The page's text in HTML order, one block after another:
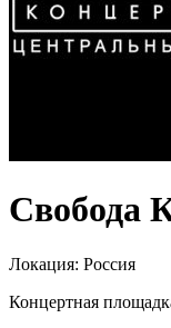
Свобода
Локация: Россия
Концертная